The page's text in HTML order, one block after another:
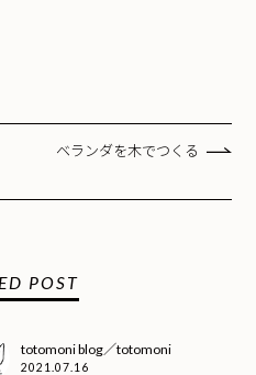
ベランダを木でつくる
POST
totomoni blog／totomoni
2021.07.16